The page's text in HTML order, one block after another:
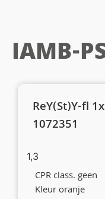
IAMB-
ReY(St)Y-fl
1072351
1,3
CPR class. geen
Kleur oranje